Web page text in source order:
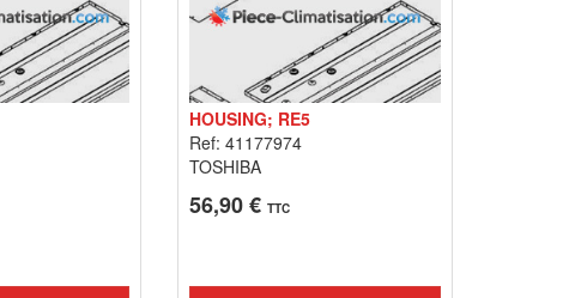
HOUSING; RE5
Ref: 41177974
TOSHIBA
56,90 € TTC